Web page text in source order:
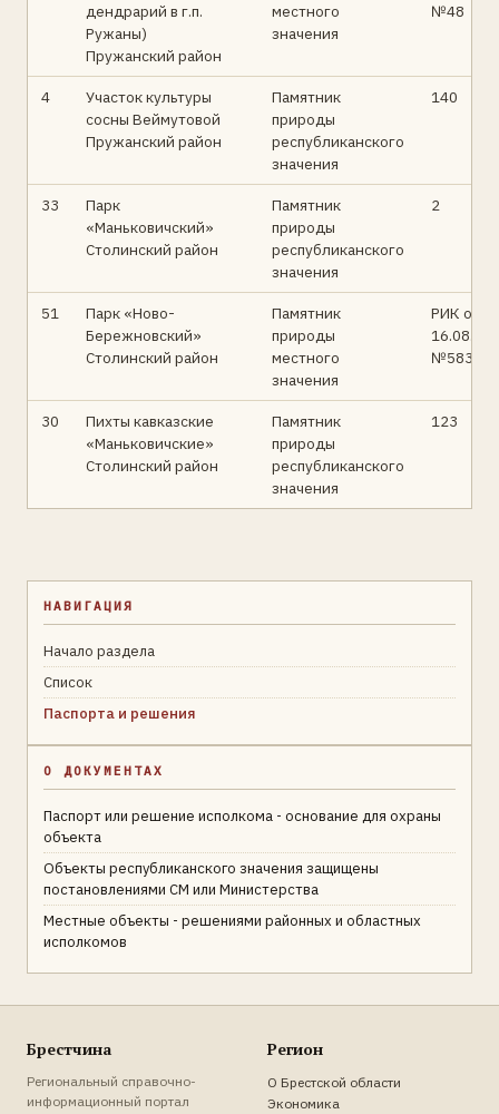
дендрарий в г.п.
Ружаны)
Пружанский район
местного
значения
№48
4
Участок культуры
сосны Веймутовой
Пружанский район
Памятник
природы
республиканского
значения
140
33
Парк
«Маньковичский»
Столинский район
Памятник
природы
республиканского
значения
2
51
Парк «Ново-
Бережновский»
Столинский район
Памятник
природы
местного
значения
РИК от
16.08.76
№583
30
Пихты кавказские
«Маньковичские»
Столинский район
Памятник
природы
республиканского
значения
123
НАВИГАЦИЯ
Начало раздела
Список
Паспорта и решения
О ДОКУМЕНТАХ
Паспорт или решение исполкома - основание для охраны
объекта
Объекты республиканского значения защищены
постановлениями СМ или Министерства
Местные объекты - решениями районных и областных
исполкомов
Брестчина
Региональный справочно-
информационный портал
Регион
О Брестской области
Экономика